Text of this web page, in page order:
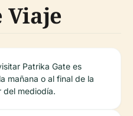
Viaje
Patrika Gate es
mañana o al final de la
del mediodía.